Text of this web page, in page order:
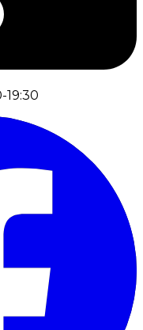
19:30